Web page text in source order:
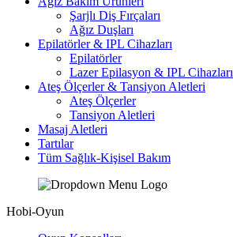
Şarjlı Diş Fırçaları
Ağız Duşları
Epilatörler & IPL Cihazları
Epilatörler
Lazer Epilasyon & IPL Cihazları
Ateş Ölçerler & Tansiyon Aletleri
Ateş Ölçerler
Tansiyon Aletleri
Masaj Aletleri
Tartılar
Tüm Sağlık-Kişisel Bakım
Hobi-Oyun